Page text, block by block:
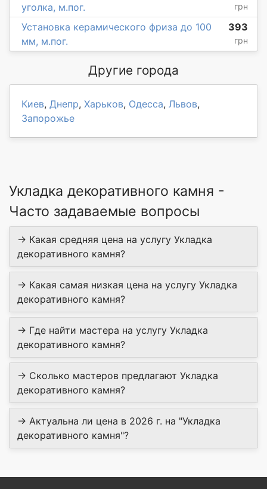
уголка, м.пог.
грн
Установка керамического фриза до 100
мм, м.пог.
393
грн
Другие города
Киев, Днепр, Харьков, Одесса, Львов,
Запорожье
Укладка декоративного камня -
Часто задаваемые вопросы
→ Какая средняя цена на услугу Укладка
декоративного камня?
→ Какая самая низкая цена на услугу Укладка
декоративного камня?
→ Где найти мастера на услугу Укладка
декоративного камня?
→ Сколько мастеров предлагают Укладка
декоративного камня?
→ Актуальна ли цена в 2026 г. на "Укладка
декоративного камня"?